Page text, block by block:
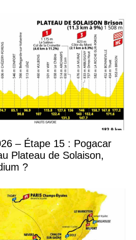
– Étape 15 : Pogacar
Plateau de Solaison,
?